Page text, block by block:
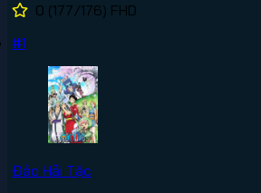
0 (177/176) FHD
#1
Đảo Hải Tặc